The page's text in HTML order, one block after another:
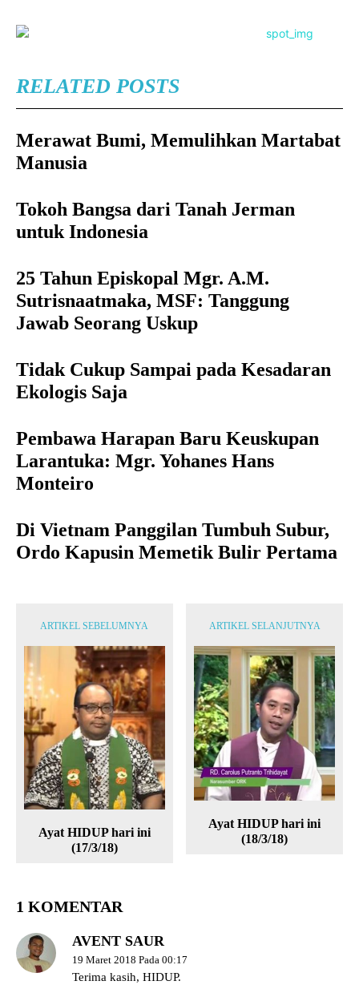
RELATED POSTS
Merawat Bumi, Memulihkan Martabat
Manusia
Tokoh Bangsa dari Tanah Jerman
untuk Indonesia
25 Tahun Episkopal Mgr. A.M.
Sutrisnaatmaka, MSF: Tanggung
Jawab Seorang Uskup
Tidak Cukup Sampai pada Kesadaran
Ekologis Saja
Pembawa Harapan Baru Keuskupan
Larantuka: Mgr. Yohanes Hans
Monteiro
Di Vietnam Panggilan Tumbuh Subur,
Ordo Kapusin Memetik Bulir Pertama
ARTIKEL SEBELUMNYA
Ayat HIDUP hari ini
(17/3/18)
ARTIKEL SELANJUTNYA
Ayat HIDUP hari ini
(18/3/18)
1 KOMENTAR
AVENT SAUR
19 Maret 2018 Pada 00:17
Terima kasih, HIDUP.